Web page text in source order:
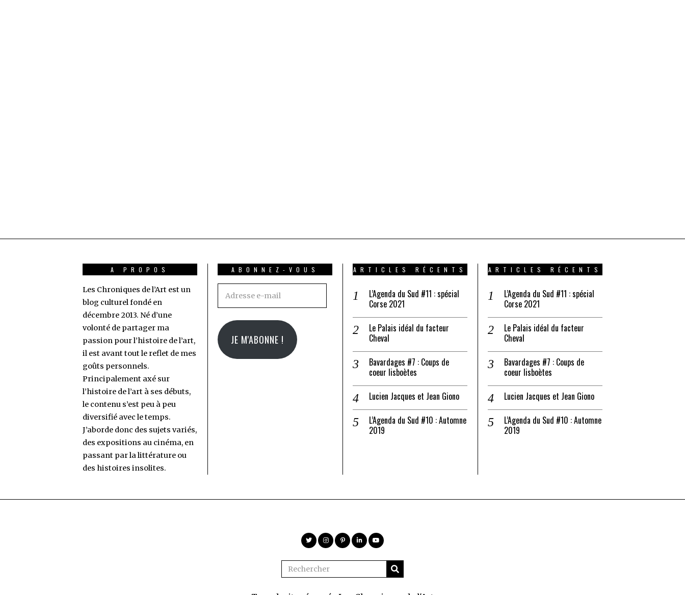
A PROPOS
Les Chroniques de l’Art est un
blog culturel fondé en
décembre 2013. Né d’une
volonté de partager ma
passion pour l’histoire de l’art,
il est avant tout le reflet de mes
goûts personnels.
Principalement axé sur
l’histoire de l’art à ses débuts,
le contenu s’est peu à peu
diversifié avec le temps.
J’aborde donc des sujets variés,
des expositions au cinéma, en
passant par la littérature ou
des histoires insolites.
ABONNEZ-VOUS
Adresse
mail
JE M'ABONNE !
ARTICLES RÉCENTS
L’Agenda du Sud #11 : spécial
Corse 2021
Le Palais idéal du facteur
Cheval
Bavardages #7 : Coups de
coeur lisboètes
Lucien Jacques et Jean Giono
L’Agenda du Sud #10 : Automne
2019
ARTICLES RÉCENTS
L’Agenda du Sud #11 : spécial
Corse 2021
Le Palais idéal du facteur
Cheval
Bavardages #7 : Coups de
coeur lisboètes
Lucien Jacques et Jean Giono
L’Agenda du Sud #10 : Automne
2019